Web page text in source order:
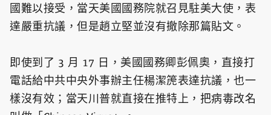
國難以接受，當天美國國務院就召見駐美大使，表
達嚴重抗議，但是趙立堅並沒有撤除那篇貼文。
即使到了 3 月 17 日，美國國務卿彭佩奧，直接打
電話給中共中央外事辦主任楊潔箎表達抗議，也一
樣沒有效；當天川普就直接在推特上，把病毒改名